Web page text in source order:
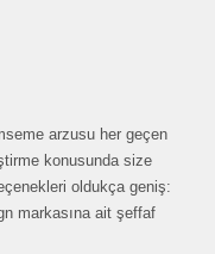
arzusu her geçen
konusunda size
oldukça geniş:
markasına ait şeffaf